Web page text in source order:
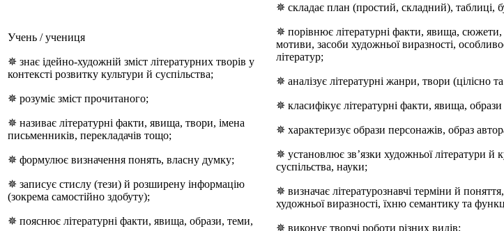
Учень / учениця
✵ знає ідейно-художній зміст літературних творів у
контексті розвитку культури й суспільства;
✵ розуміє зміст прочитаного;
✵ називає літературні факти, явища, твори, імена
письменників, перекладачів тощо;
✵ формулює визначення понять, власну думку;
✵ записує стислу (тези) й розширену інформацію
(зокрема самостійно здобуту);
✵ пояснює літературні факти, явища, образи, теми,
✵ складає план (простий, складний), таблиці,
✵ порівнює літературні факти, явища, сюжети,
мотиви, засоби художньої виразності,
літератур;
✵ аналізує літературні жанри, твори (цілісно
✵ класифікує літературні факти, явища,
✵ характеризує образи персонажів, образ
✵ установлює зв’язки художньої літератури й
суспільства, науки;
✵ визначає літературознавчі терміни й
художньої виразності, їхню семантику та
✵ виконує творчі роботи різних видів;